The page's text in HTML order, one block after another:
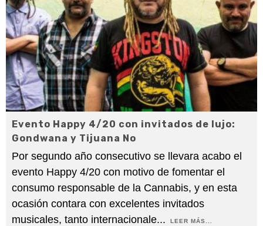
Evento Happy 4/20 con invitados de lujo:
Gondwana y Tijuana No
Por segundo año consecutivo se llevara acabo el
evento Happy 4/20 con motivo de fomentar el
consumo responsable de la Cannabis, y en esta
ocasión contara con excelentes invitados
musicales, tanto internacionale... LEER MÁS...